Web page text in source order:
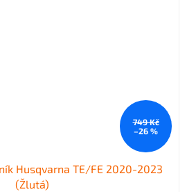
749 Kč
–26 %
Husqvarna TE/FE 2020-2023
(Žlutá)